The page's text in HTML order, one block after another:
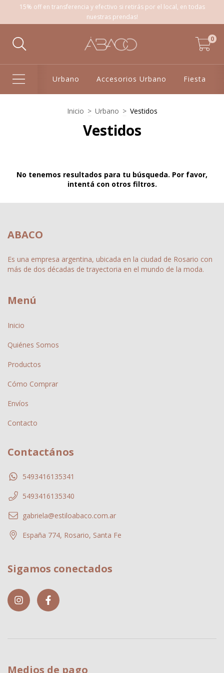
15% off en transferencia y efectivo si retirás por el local, en todas
nuestras prendas!
0
Urbano Accesorios Urbano Fiesta
Inicio > Urbano > Vestidos
Vestidos
No tenemos resultados para tu búsqueda. Por favor,
intentá con otros filtros.
ABACO
Es una empresa argentina, ubicada en la ciudad de Rosario con
más de dos décadas de trayectoria en el mundo de la moda.
Menú
Inicio
Quiénes Somos
Productos
Cómo Comprar
Envíos
Contacto
Contactános
5493416135341
5493416135340
gabriela@estiloabaco.com.ar
España 774, Rosario, Santa Fe
Sigamos conectados
Medios de pago